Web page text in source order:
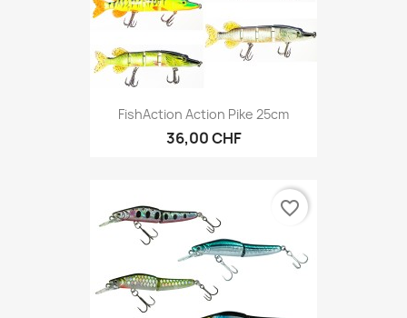
FishAction Action Pike 25cm
36,00 CHF
favorite_border